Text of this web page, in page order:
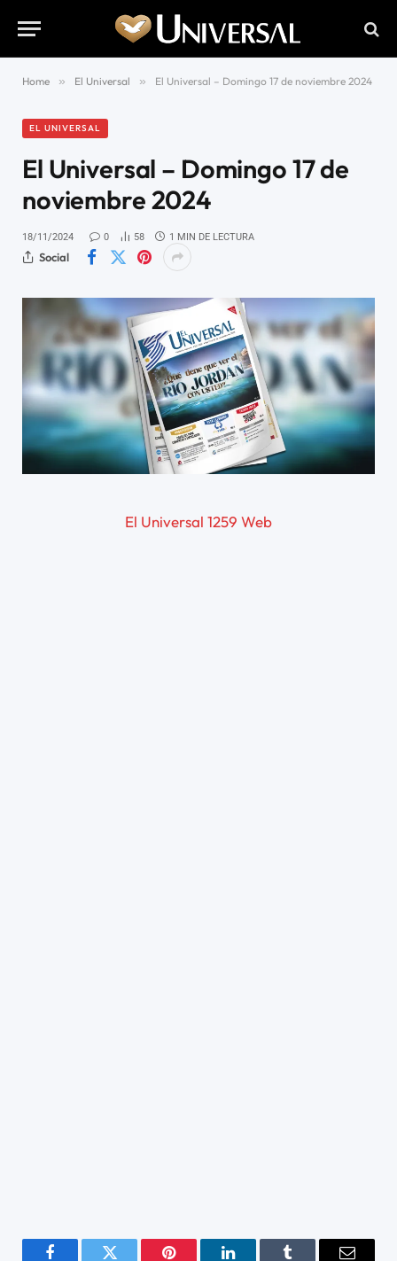
Home » El Universal » El Universal – Domingo 17 de noviembre 2024
EL UNIVERSAL
El Universal – Domingo 17 de
noviembre 2024
18/11/2024 0 58 1 MIN DE LECTURA
Social
El Universal 1259 Web